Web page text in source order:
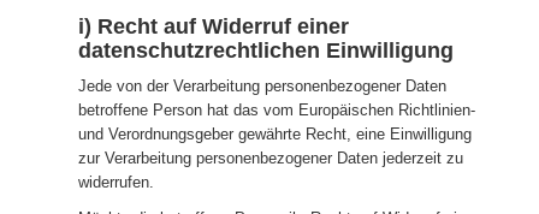
i) Recht auf Widerruf einer
datenschutzrechtlichen Einwilligung
Jede von der Verarbeitung personenbezogener Daten
betroffene Person hat das vom Europäischen Richtlinien-
und Verordnungsgeber gewährte Recht, eine Einwilligung
zur Verarbeitung personenbezogener Daten jederzeit zu
widerrufen.